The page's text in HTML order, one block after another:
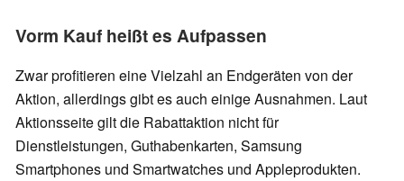
Vorm Kauf heißt es Aufpassen
Zwar profitieren eine Vielzahl an Endgeräten von der
Aktion, allerdings gibt es auch einige Ausnahmen. Laut
Aktionsseite gilt die Rabattaktion nicht für
Dienstleistungen, Guthabenkarten, Samsung
Smartphones und Smartwatches und Appleprodukten.